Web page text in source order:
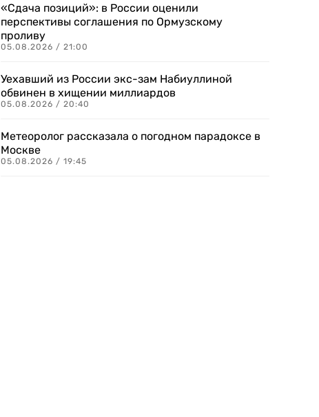
«Сдача позиций»: в России оценили
перспективы соглашения по Ормузскому
проливу
05.08.2026 / 21:00
Уехавший из России экс-зам Набиуллиной
обвинен в хищении миллиардов
05.08.2026 / 20:40
Метеоролог рассказала о погодном парадоксе в
Москве
05.08.2026 / 19:45